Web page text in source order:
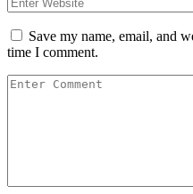
Save my name, email, and
time I comment.